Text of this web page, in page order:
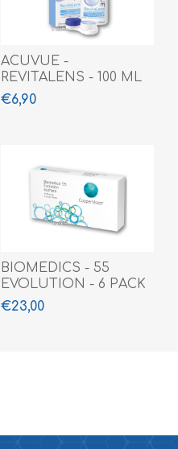
ACUVUE -
REVITALENS - 100 ML
€6,90
BIOMEDICS - 55
EVOLUTION - 6 PACK
€23,00